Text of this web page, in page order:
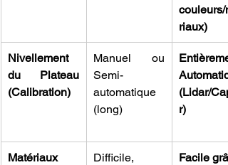
couleurs/
riaux)
Nivellement
du Plateau
(Calibration)
Manuel ou
Semi-
automatique
(long)
(Lidar/
r)
Matériaux
Difficile,
Facile